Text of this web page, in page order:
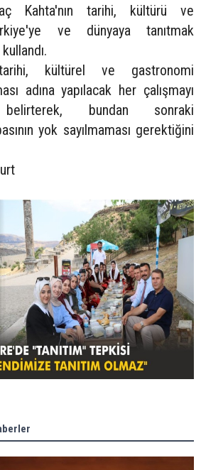
Kahta'nın tarihi, kültürü ve
ve dünyaya tanıtmak
kültürel ve gastronomi
adına yapılacak her çalışmayı
belirterek, bundan sonraki
yok sayılmaması gerektiğini